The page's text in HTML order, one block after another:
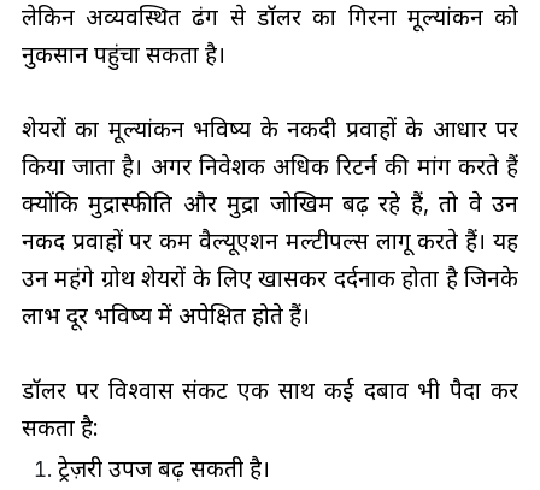
लेकिन अव्यवस्थित ढंग से डॉलर का गिरना मूल्यांकन को
नुकसान पहुंचा सकता है।
शेयरों का मूल्यांकन भविष्य के नकदी प्रवाहों के आधार पर
किया जाता है। अगर निवेशक अधिक रिटर्न की मांग करते हैं
क्योंकि मुद्रास्फीति और मुद्रा जोखिम बढ़ रहे हैं, तो वे उन
नकद प्रवाहों पर कम वैल्यूएशन मल्टीपल्स लागू करते हैं। यह
उन महंगे ग्रोथ शेयरों के लिए खासकर दर्दनाक होता है जिनके
लाभ दूर भविष्य में अपेक्षित होते हैं।
डॉलर पर विश्वास संकट एक साथ कई दबाव भी पैदा कर
सकता है:
ट्रेज़री उपज बढ़ सकती है।